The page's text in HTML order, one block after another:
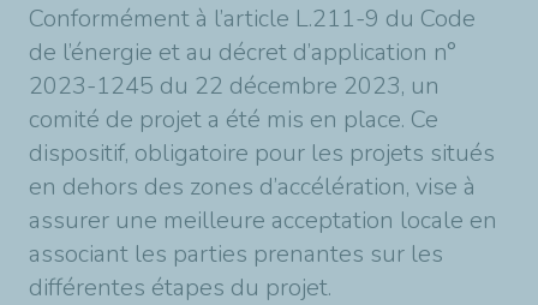
Conformément à l’article L.211-9 du Code
de l’énergie et au décret d’application n°
2023-1245 du 22 décembre 2023, un
comité de projet a été mis en place. Ce
dispositif, obligatoire pour les projets situés
en dehors des zones d’accélération, vise à
assurer une meilleure acceptation locale en
associant les parties prenantes sur les
différentes étapes du projet.